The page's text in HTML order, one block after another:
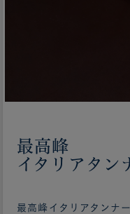
最高峰
イタリアタン
最高峰イタリアタンナ